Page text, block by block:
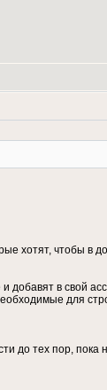
хотят, чтобы в
в свой
для
до тех пор,